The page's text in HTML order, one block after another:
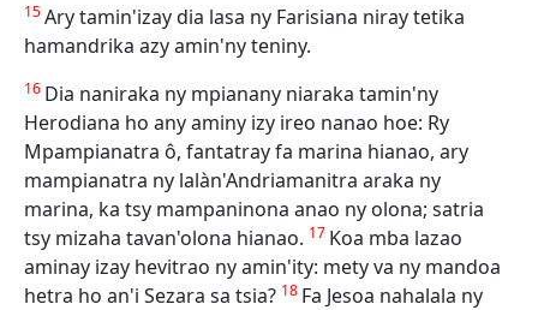
15Ary tamin'izay dia lasa ny Farisiana niray tetika
hamandrika azy amin'ny teniny.
16 Dia naniraka ny mpianany niaraka tamin'ny
Herodiana ho any aminy izy ireo nanao hoe: Ry
Mpampianatra ô, fantatray fa marina hianao, ary
mampianatra ny lalàn'Andriamanitra araka ny
marina, ka tsy mampaninona anao ny olona; satria
tsy mizaha tavan'olona hianao. 17 Koa mba lazao
aminay izay hevitrao ny amin'ity: mety va ny mandoa
hetra ho an'i Sezara sa tsia? 18 Fa Jesoa nahalala ny